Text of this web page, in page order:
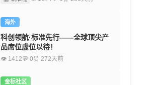
海外
科创领航·标准先行——全球顶尖产
品席位虚位以待！
👁 1412💬 0⏰ 272天前
金标社区